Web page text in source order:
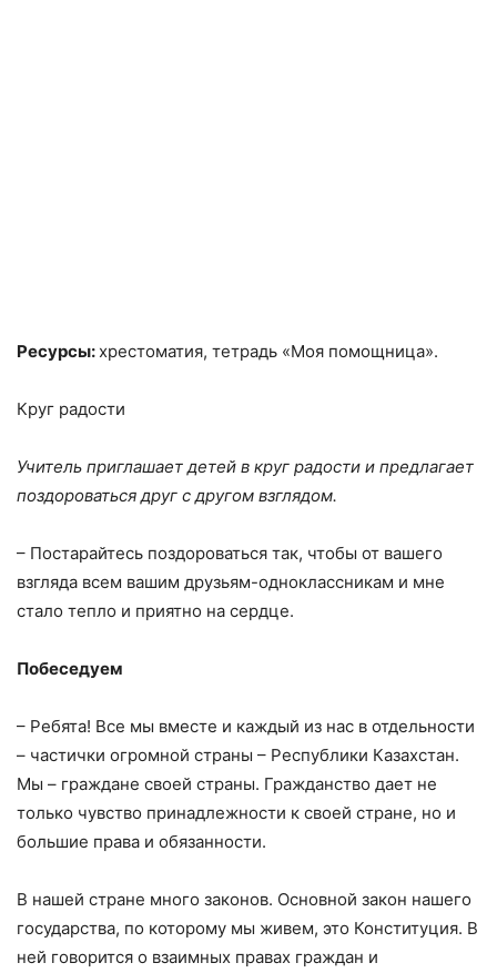
Ресурсы: хрестоматия, тетрадь «Моя помощница».
Круг радости
Учитель приглашает детей в круг радости и предлагает
поздороваться друг с другом взглядом.
– Постарайтесь поздороваться так, чтобы от вашего
взгляда всем вашим друзьям-одноклассникам и мне
стало тепло и приятно на сердце.
Побеседуем
– Ребята! Все мы вместе и каждый из нас в отдельности
– частички огромной страны – Республики Казахстан.
Мы – граждане своей страны. Гражданство дает не
только чувство принадлежности к своей стране, но и
большие права и обязанности.
В нашей стране много законов. Основной закон нашего
государства, по которому мы живем, это Конституция. В
ней говорится о взаимных правах граждан и